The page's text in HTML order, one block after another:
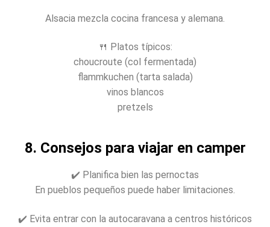
Alsacia mezcla cocina francesa y alemana.
🍴 Platos típicos:
choucroute (col fermentada)
flammkuchen (tarta salada)
vinos blancos
pretzels
8. Consejos para viajar en camper
✔️ Planifica bien las pernoctas
En pueblos pequeños puede haber limitaciones.
✔️ Evita entrar con la autocaravana a centros históricos